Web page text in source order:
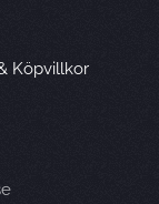
Köpvillkor